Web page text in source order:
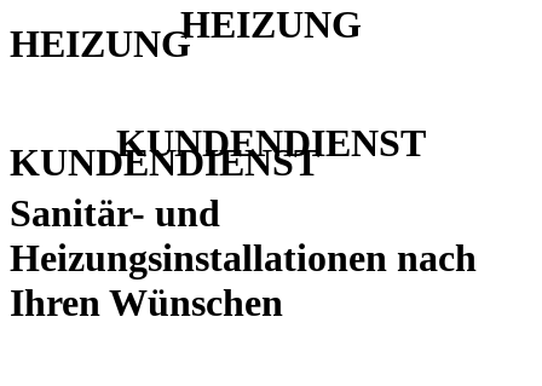
HEIZUNGHEIZUNG
KUNDENDIENST
KUNDENDIENST
Sanitär- und
Heizungsinstallationen nach
Ihren Wünschen